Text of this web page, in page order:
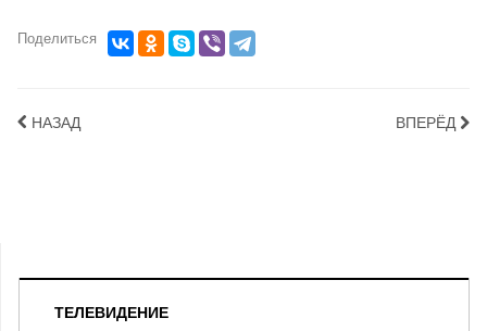
Поделиться
НАЗАД ВПЕРЁД
ТЕЛЕВИДЕНИЕ